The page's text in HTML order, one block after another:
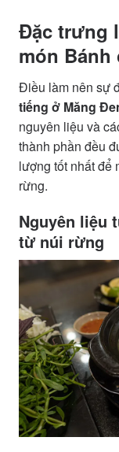
Đặc trưng
món Bánh
Điều làm nên sự
tiếng ở Măng
nguyên liệu và
thành phần đều
lượng tốt nhất để
rừng.
Nguyên liệu
từ núi rừng